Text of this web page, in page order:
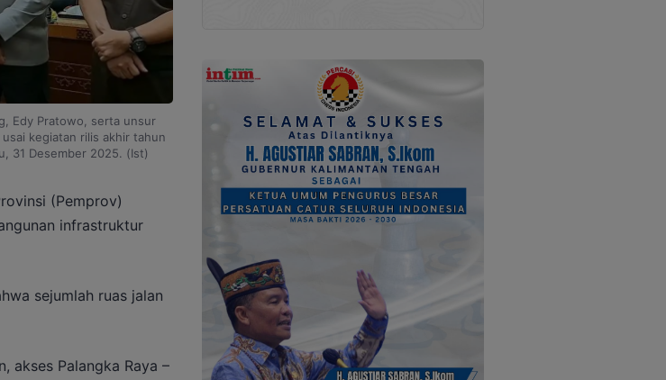
Edy Pratowo, serta unsur
kegiatan rilis akhir tahun
31 Desember 2025. (Ist)
(Pemprov)
infrastruktur
sejumlah ruas jalan
akses Palangka Raya –